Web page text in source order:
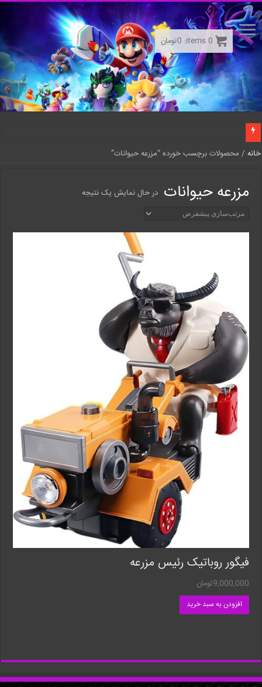
خانه / محصولات برچسب خورده “مزرعه حیوانات”
مزرعه حیوانات در حال نمایش یک نتیجه
فیگور روباتیک رئیس مزرعه
9,000,000تومان
افزودن به سبد خرید
0
items:
0تومان